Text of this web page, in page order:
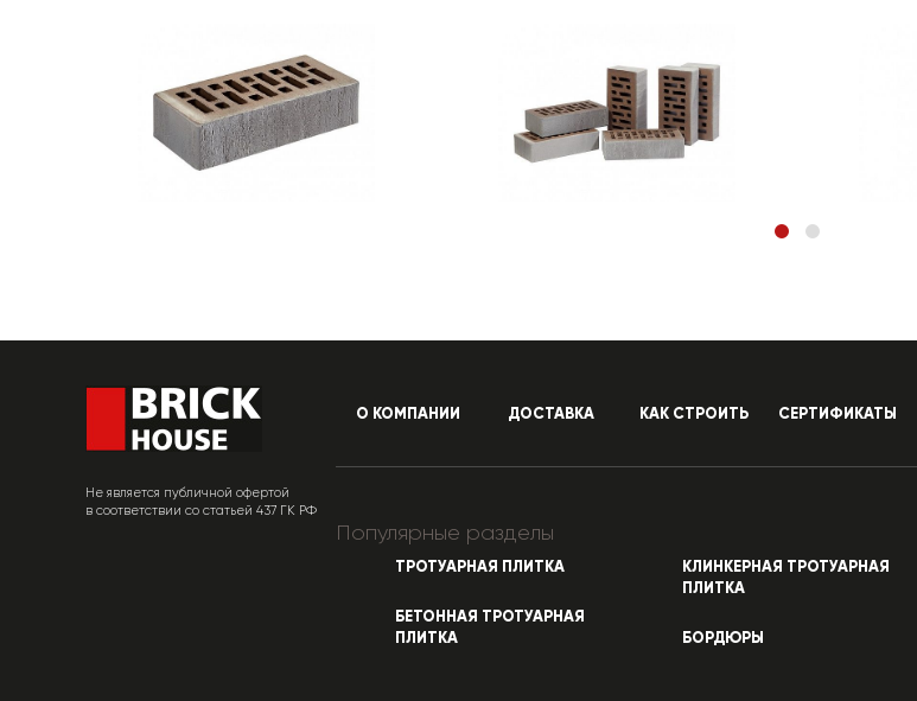
Не является публичной офертой
в соответствии со статьей 437 ГК РФ
О КОМПАНИИ ДОСТАВКА КАК СТРОИТЬ СЕРТИФИКАТЫ
Популярные разделы
ТРОТУАРНАЯ ПЛИТКА
БЕТОННАЯ ТРОТУАРНАЯ
ПЛИТКА
КЛИНКЕРНАЯ ТРОТУАРНАЯ
ПЛИТКА
БОРДЮРЫ